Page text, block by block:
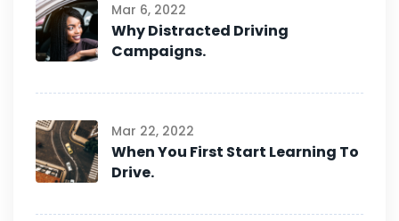
Mar 6, 2022
Why Distracted Driving
Campaigns.
Mar 22, 2022
When You First Start Learning To
Drive.